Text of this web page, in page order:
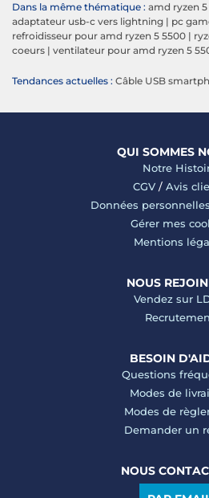
Dans la même thématique : amd ryzen
adaptateur usb-c vers lightning | pc
refroidisseur pour amd ryzen 5 5500 |
coeurs | ventilateur pour amd ryzen 5
Tendances actuelles : Câble USB
QUI SOMMES
Notre
CGV/ Avis
Données personnelles
Gérer mes
Mentions
NOUS
Vendez sur
BESOIN
Questions
Modes de
Modes de
Demander un
NOUS